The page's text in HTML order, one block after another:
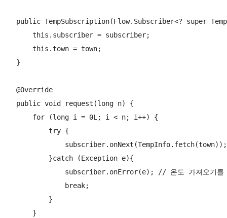
public TempSubscription(Flow.Subscriber<? super
        this.subscriber = subscriber;
        this.town = town;
    }
    @Override
    public void request(long n) {
        for (long i = 0L; i < n; i++) {
            try {
subscriber.onNext(TempInfo.fetch(town));
            }catch (Exception e){
subscriber.onError(e); // 온도 가져오기를
                break;
            }
        }